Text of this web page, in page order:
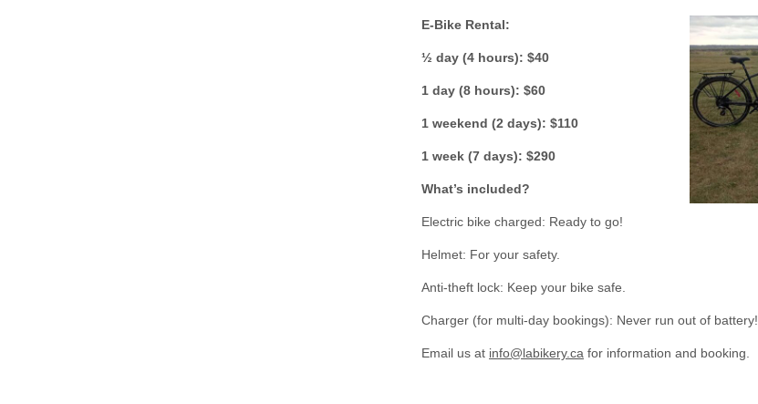
E-Bike Rental:
½ day (4 hours): $40
1 day (8 hours): $60
1 weekend (2 days): $110
1 week (7 days): $290
What’s included?
Electric bike charged: Ready to go!
Helmet: For your safety.
Anti-theft lock: Keep your bike safe.
Charger (for multi-day bookings): Never run out of battery!
Email us at info@labikery.ca for information and booking.